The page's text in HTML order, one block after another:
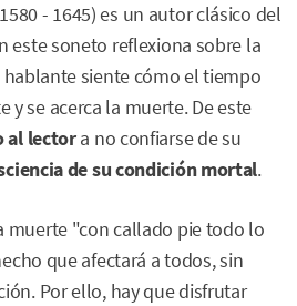
- 1645) es un autor clásico del
este soneto reflexiona sobre la
hablante siente cómo el tiempo
y se acerca la muerte. De este
al lectora no confiarse de su
de su condición mortal.
muerte "con callado pie todo lo
que afectará a todos, sin
Por ello, hay que disfrutar